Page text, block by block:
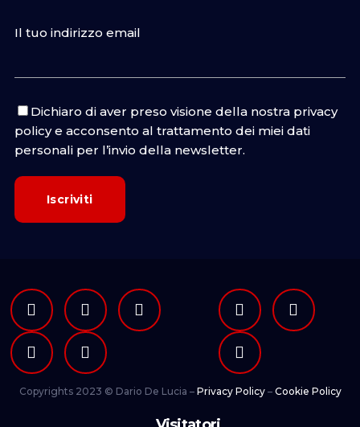
Il tuo indirizzo email
Dichiaro di aver preso visione della nostra privacy
policye acconsento al trattamento dei miei dati
personali per l’invio della newsletter.
Copyrights 2023 © Dario De Lucia – Privacy Policy– Cookie Policy